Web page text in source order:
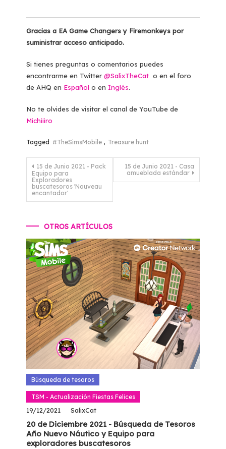
Gracias a EA Game Changers y Firemonkeys por
suministrar acceso anticipado.
Si tienes preguntas o comentarios puedes
encontrarme en Twitter @SalixTheCat o en el foro
de AHQ en Español o en Inglés.
No te olvides de visitar el canal de YouTube de
Michiiiro
Tagged #TheSimsMobile , Treasure hunt
Navegación
de
entradas
15 de Junio 2021 - Pack
Equipo para
Exploradores
buscatesoros 'Nouveau
encantador'
15 de Junio 2021 - Casa
amueblada estándar
OTROS ARTÍCULOS
Búsqueda de tesoros
TSM - Actualización Fiestas Felices
19/12/2021 SalixCat
20 de Diciembre 2021 - Búsqueda de Tesoros
Año Nuevo Náutico y Equipo para
exploradores buscatesoros